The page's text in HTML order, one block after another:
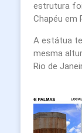
estrutura
Chapéu em
A estátua
mesma
Rio de